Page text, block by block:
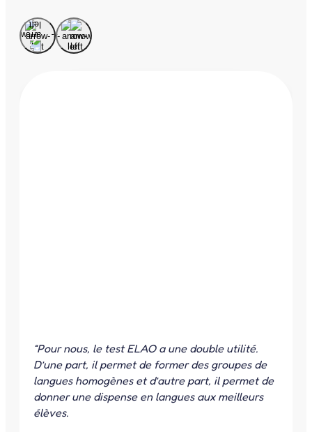
“Pour nous, le test ELAO a une double utilité.
D’une part, il permet de former des groupes de
langues homogènes et d’autre part, il permet de
donner une dispense en langues aux meilleurs
élèves.